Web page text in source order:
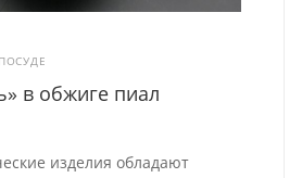
в обжиге пиал
изделия обладают